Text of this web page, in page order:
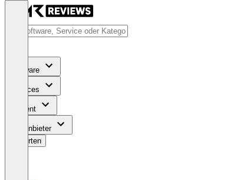
Software
Services
Content
Für Anbieter
Bewerten